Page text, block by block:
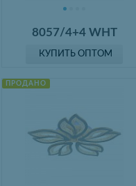
8057/4+4 WHT
КУПИТЬ ОПТОМ
ПРОДАНО